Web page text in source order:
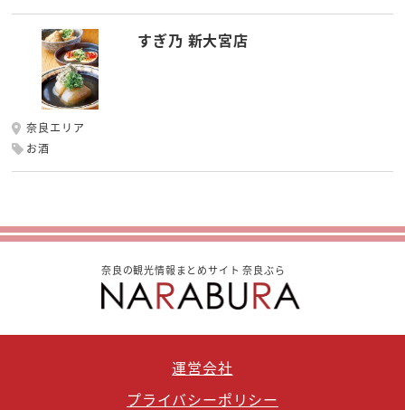
すぎ乃 新大宮店
奈良エリア
お酒
奈良の観光情報まとめサイト 奈良ぶら
運営会社
プライバシーポリシー